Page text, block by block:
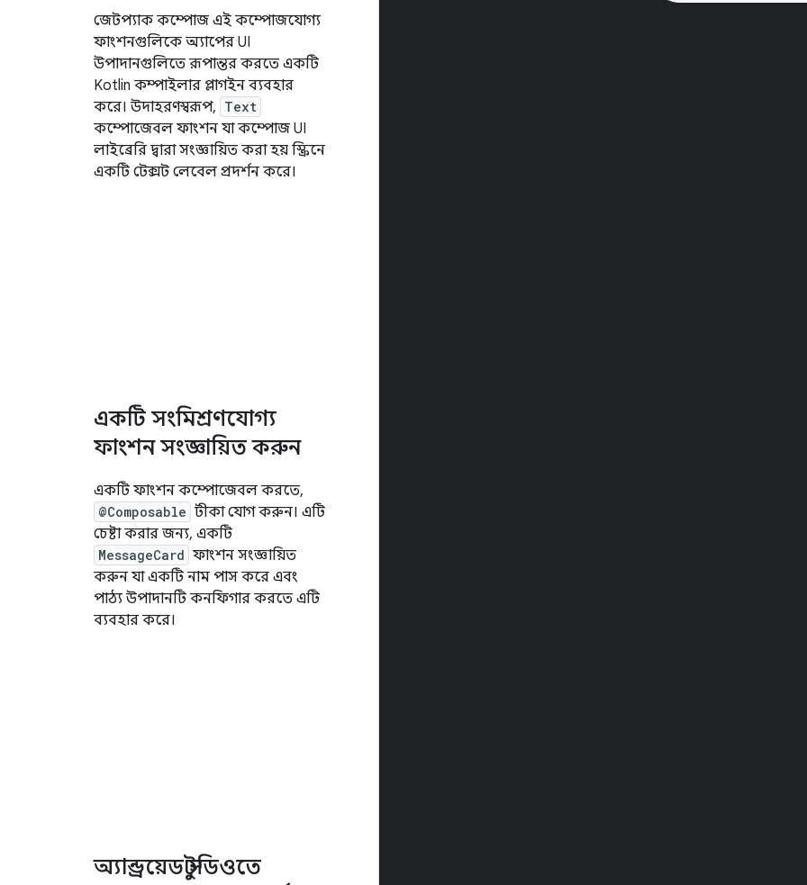
জেটপ্যাক কম্পোজ এই কম্পোজযোগ্য
ফাংশনগুলিকে অ্যাপের UI
উপাদানগুলিতে রূপান্তর করতে একটি
Kotlin কম্পাইলার প্লাগইন ব্যবহার
করে। উদাহরণস্বরূপ, Text
কম্পোজেবল ফাংশন যা কম্পোজ UI
লাইব্রেরি দ্বারা সংজ্ঞায়িত করা হয় স্ক্রিনে
একটি টেক্সট লেবেল প্রদর্শন করে।
একটি সংমিশ্রণযোগ্য
ফাংশন সংজ্ঞায়িত করুন
একটি ফাংশন কম্পোজেবল করতে,
@Composable টীকা যোগ করুন। এটি
চেষ্টা করার জন্য, একটি
MessageCard ফাংশন সংজ্ঞায়িত
করুন যা একটি নাম পাস করে এবং
পাঠ্য উপাদানটি কনফিগার করতে এটি
ব্যবহার করে।
অ্যান্ড্রয়েড স্টুডিওতে